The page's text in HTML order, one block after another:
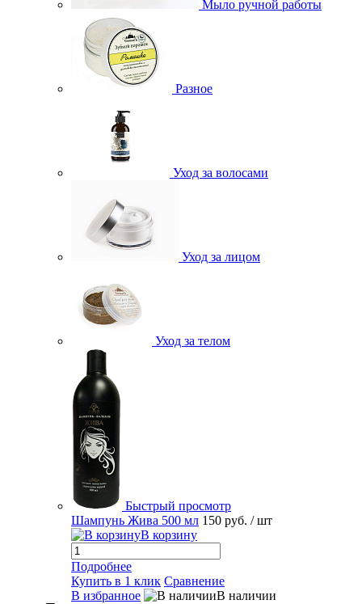
Мыло ручной работы
Разное
Уход за волосами
Уход за лицом
Уход за телом
Быстрый просмотр
Шампунь Жива 500 мл 150 руб. / шт
В корзину
Подробнее
Купить в 1 клик Сравнение
В избранное
В наличии